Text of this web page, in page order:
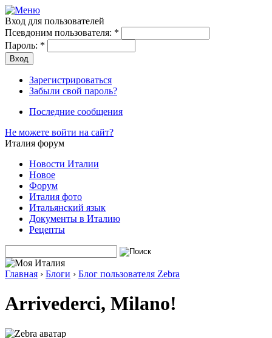
Вход для пользователей
Псевдоним пользователя: *
Пароль: *
Зарегистрироваться
Забыли свой пароль?
Последние сообщения
Не можете войти на сайт?
Италия форум
Новости Италии
Новое
Форум
Италия фото
Итальянский язык
Документы в Италию
Рецепты
Главная › Блоги › Блог пользователя Zebra
Arrivederci, Milano!